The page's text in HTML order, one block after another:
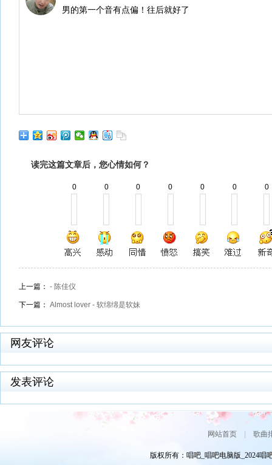
男的第一个音有点偏！往后就好了
读完这篇文章后，您心情如何？
0 0 0 0 0 0 0
上一篇： - 陈佳仪️
下一篇：
网友评论
发表评论
网站首页| 歌曲
版权所有：唱吧_唱吧电脑版_2024唱